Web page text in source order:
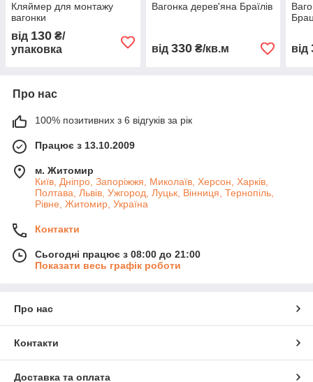
Кляймер для монтажу
вагонки
від 130 ₴/
упаковка
Вагонка дерев'яна Браїлів
від 330₴/кв.м від
Про нас
100% позитивних з 6 відгуків за рік
Працює з 13.10.2009
м. Житомир
Київ, Дніпро, Запоріжжя, Миколаїв, Херсон, Харків,
Полтава, Львів, Ужгород, Луцьк, Вінниця, Тернопіль,
Рівне, Житомир, Україна
Контакти
Сьогодні працює з 08:00 до 21:00
Показати весь графік роботи
Про нас
Контакти
Доставка та оплата